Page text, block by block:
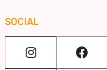
SOCIAL